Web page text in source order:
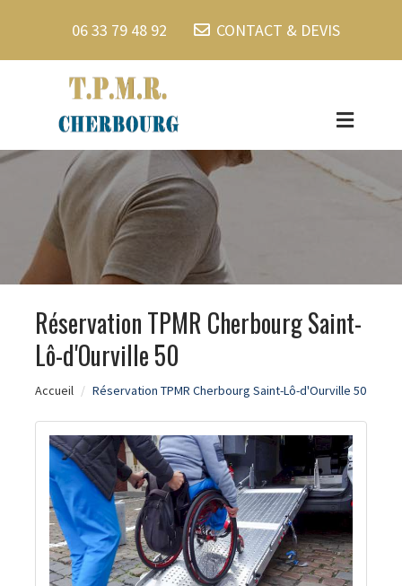
06 33 79 48 92 CONTACT & DEVIS
Réservation TPMR Cherbourg Saint-
Lô-d'Ourville 50
Accueil Réservation TPMR Cherbourg Saint-Lô-d'Ourville 50